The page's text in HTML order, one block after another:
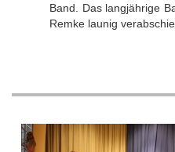
Band. Das langjährige
Remke launig